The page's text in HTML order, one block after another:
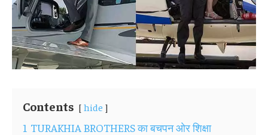
Contents hide
1 TURAKHIA BROTHERS का बचपन ओर शिक्षा